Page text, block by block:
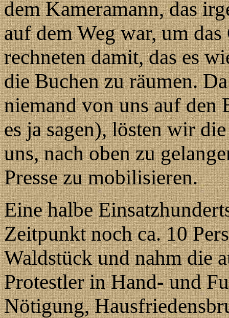
dem Kameramann, das
auf dem Weg war, um
rechneten damit, das es
die Buchen zu räumen.
niemand von uns auf den
es ja sagen), lösten wir
uns, nach oben zu
Presse zu mobilisieren.
Eine halbe
Zeitpunkt noch ca. 10
Waldstück und nahm die
Protestler in Hand- und
Nötigung,